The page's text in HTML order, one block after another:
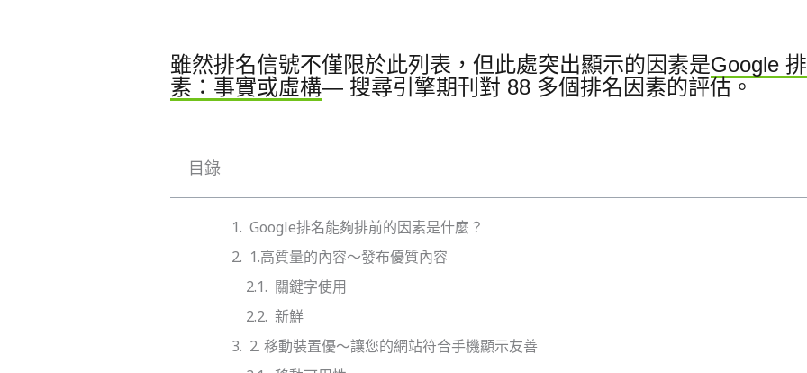
雖然排名信號不僅限於此列表，但此處突出顯示的因素是Google
素：事實或虛構— 搜尋引擎期刊對 88 多個排名因素的評估。
目錄
Google排名能夠排前的因素是什麼？
1.高質量的內容～發布優質內容
關鍵字使用
新鮮
2. 移動裝置優～讓您的網站符合手機顯示友善